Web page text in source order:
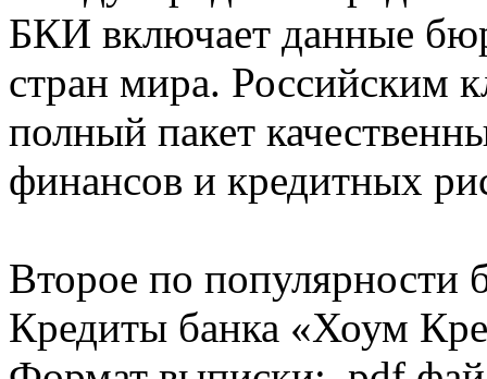
БКИ включает данные
стран мира. Российским
полный пакет
финансов и кредитных
Второе по популярности
Кредиты банка «Хоум